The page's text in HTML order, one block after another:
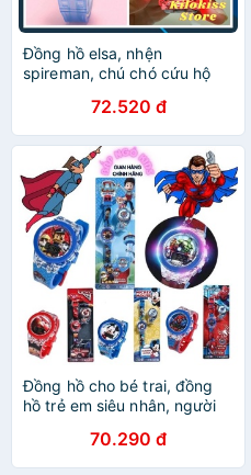
Đồng hồ elsa, nhện
spireman, chú chó cứu hộ
đồng hồ cho bé gái có đèn
nhấp nháy
72.520 đ
Đồng hồ cho bé trai, đồng
hồ trẻ em siêu nhân, người
mickey ZalacKids cho bé từ
1 đến 10 tuổi
70.290 đ